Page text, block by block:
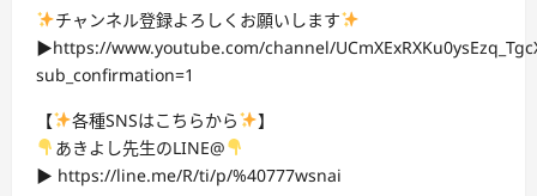
チャンネル登録よろしくお願いします
▶︎https://www.youtube.com/channel/
sub_confirmation=1
【
各種SNSはこちらから
】
あきよし先生のLINE@
▶︎ https://line.me/R/ti/p/%40777wsnai